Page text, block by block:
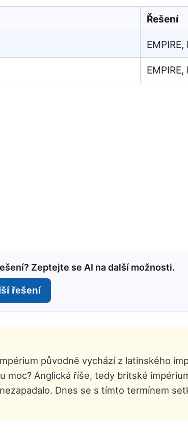
Řešení
EMPIRE,
EMPIRE,
Zeptejte se AI na další možnosti.
řešení
původně vychází z latinského
moc? Anglická říše, tedy britské
Dnes se s tímto termínem